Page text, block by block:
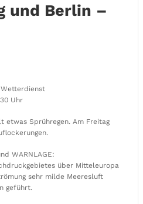
und Berlin –
Wetterdienst
Uhr
etwas Sprühregen. Am Freitag
WARNLAGE:
über Mitteleuropa
sehr milde Meeresluft
geführt.